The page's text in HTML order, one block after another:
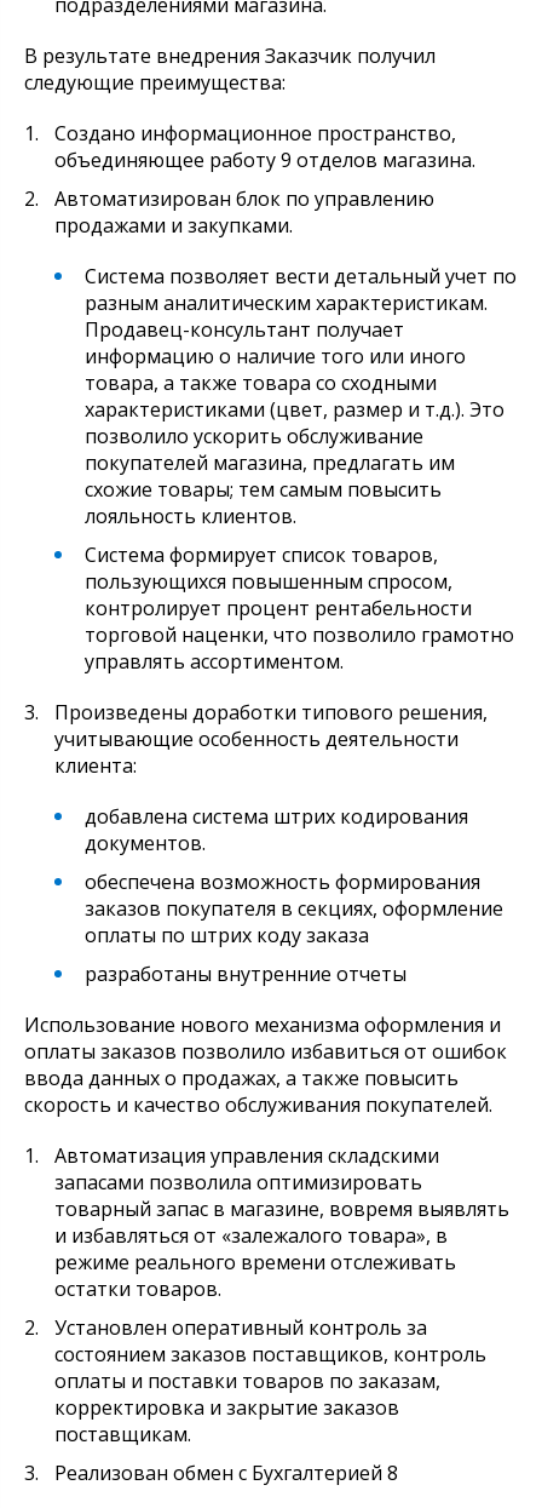
В результате внедрения Заказчик получил
следующие преимущества:
Создано информационное пространство,
объединяющее работу 9 отделов магазина.
Автоматизирован блок по управлению
продажами и закупками.
Система позволяет вести детальный учет по
разным аналитическим характеристикам.
Продавец-консультант получает
информацию о наличие того или иного
товара, а также товара со сходными
характеристиками (цвет, размер и т.д.). Это
позволило ускорить обслуживание
покупателей магазина, предлагать им
схожие товары; тем самым повысить
лояльность клиентов.
Система формирует список товаров,
пользующихся повышенным спросом,
контролирует процент рентабельности
торговой наценки, что позволило грамотно
управлять ассортиментом.
Произведены доработки типового решения,
учитывающие особенность деятельности
клиента:
добавлена система штрих кодирования
документов.
обеспечена возможность формирования
заказов покупателя в секциях, оформление
оплаты по штрих коду заказа
разработаны внутренние отчеты
Использование нового механизма оформления и
оплаты заказов позволило избавиться от ошибок
ввода данных о продажах, а также повысить
скорость и качество обслуживания покупателей.
Автоматизация управления складскими
запасами позволила оптимизировать
товарный запас в магазине, вовремя выявлять
и избавляться от «залежалого товара», в
режиме реального времени отслеживать
остатки товаров.
Установлен оперативный контроль за
состоянием заказов поставщиков, контроль
оплаты и поставки товаров по заказам,
корректировка и закрытие заказов
поставщикам.
Реализован обмен с Бухгалтерией 8